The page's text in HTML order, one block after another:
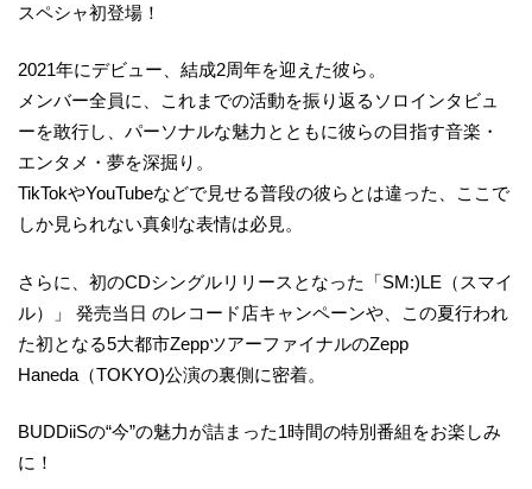
スペシャ初登場！
2021年にデビュー、結成2周年を迎えた彼ら。
メンバー全員に、これまでの活動を振り返るソロインタビュ
ーを敢行し、パーソナルな魅力とともに彼らの目指す音楽・
エンタメ・夢を深掘り。
TikTokやYouTubeなどで見せる普段の彼らとは違った、ここで
しか見られない真剣な表情は必見。
さらに、初のCDシングルリリースとなった「SM:)LE（スマイ
ル）」 発売当日 のレコード店キャンペーンや、この夏行われ
た初となる5大都市ZeppツアーファイナルのZepp
Haneda（TOKYO)公演の裏側に密着。
BUDDiiSの“今”の魅力が詰まった1時間の特別番組をお楽しみ
に！